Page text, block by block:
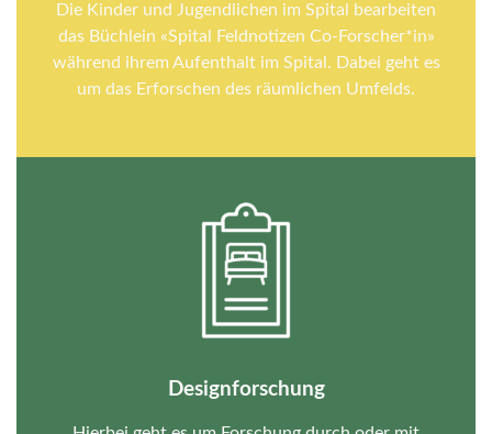
Die Kinder und Jugendlichen im Spital bearbeiten
das Büchlein «Spital Feldnotizen Co-Forscher*in»
während ihrem Aufenthalt im Spital. Dabei geht es
um das Erforschen des räumlichen Umfelds.
Designforschung